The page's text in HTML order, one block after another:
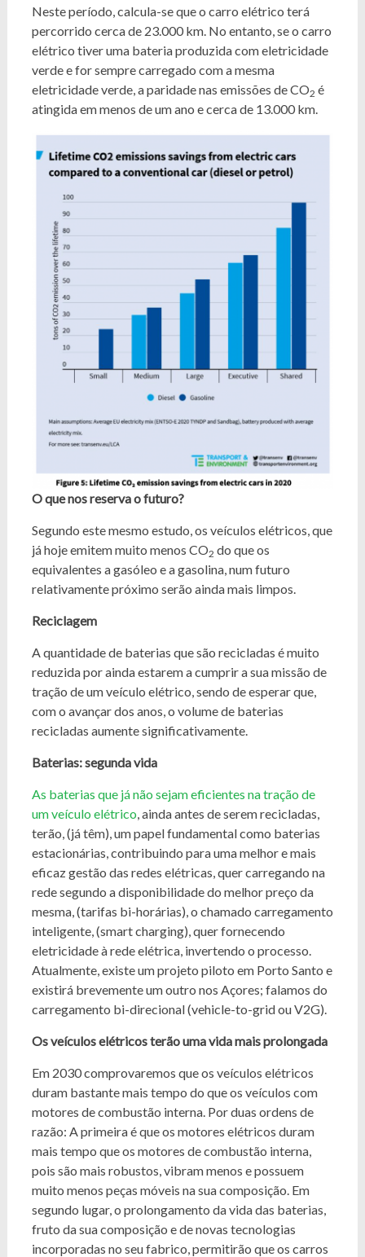
Neste período, calcula-se que o carro elétrico terá
percorrido cerca de 23.000 km. No entanto, se o carro
elétrico tiver uma bateria produzida com eletricidade
verde e for sempre carregado com a mesma
eletricidade verde, a paridade nas emissões de CO2 é
atingida em menos de um ano e cerca de 13.000 km.
O que nos reserva o futuro?
Segundo este mesmo estudo, os veículos elétricos, que
já hoje emitem muito menos CO2 do que os
equivalentes a gasóleo e a gasolina, num futuro
relativamente próximo serão ainda mais limpos.
Reciclagem
A quantidade de baterias que são recicladas é muito
reduzida por ainda estarem a cumprir a sua missão de
tração de um veículo elétrico, sendo de esperar que,
com o avançar dos anos, o volume de baterias
recicladas aumente significativamente.
Baterias: segunda vida
As baterias que já não sejam eficientes na tração de
um veículo elétrico, ainda antes de serem recicladas,
terão, (já têm), um papel fundamental como baterias
estacionárias, contribuindo para uma melhor e mais
eficaz gestão das redes elétricas, quer carregando na
rede segundo a disponibilidade do melhor preço da
mesma, (tarifas bi-horárias), o chamado carregamento
inteligente, (smart charging), quer fornecendo
eletricidade à rede elétrica, invertendo o processo.
Atualmente, existe um projeto piloto em Porto Santo e
existirá brevemente um outro nos Açores; falamos do
carregamento bi-direcional (vehicle-to-grid ou V2G).
Os veículos elétricos terão uma vida mais prolongada
Em 2030 comprovaremos que os veículos elétricos
duram bastante mais tempo do que os veículos com
motores de combustão interna. Por duas ordens de
razão: A primeira é que os motores elétricos duram
mais tempo que os motores de combustão interna,
pois são mais robustos, vibram menos e possuem
muito menos peças móveis na sua composição. Em
segundo lugar, o prolongamento da vida das baterias,
fruto da sua composição e de novas tecnologias
incorporadas no seu fabrico, permitirão que os carros